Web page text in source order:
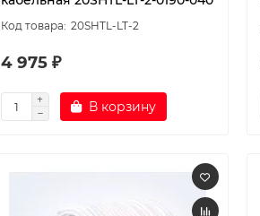
20SHTL-LT-2
4 975 ₽
В корзину